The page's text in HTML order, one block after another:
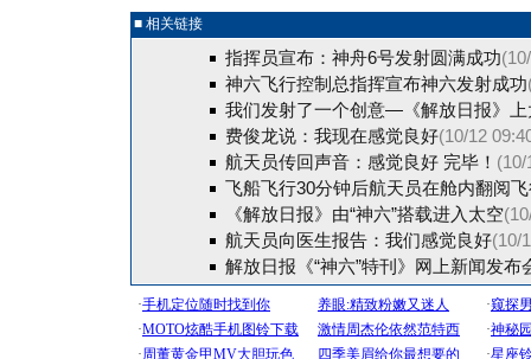
■ 相关链接
指挥员宣布：神舟6号发射圆满成功
神六飞行控制总指挥宣布神六发射成功
我们发射了一个创意—《解放日报》上
费俊龙说：我现在感觉良好(10/12
航天员传回声音：感觉良好 完毕！ (10/
飞船飞行30分钟后航天员在舱内翻阅
《解放日报》由“神六”搭载进入太空
航天员向医生报告：我们感觉良好(10/
解放日报《“神六”特刊》网上新闻发布